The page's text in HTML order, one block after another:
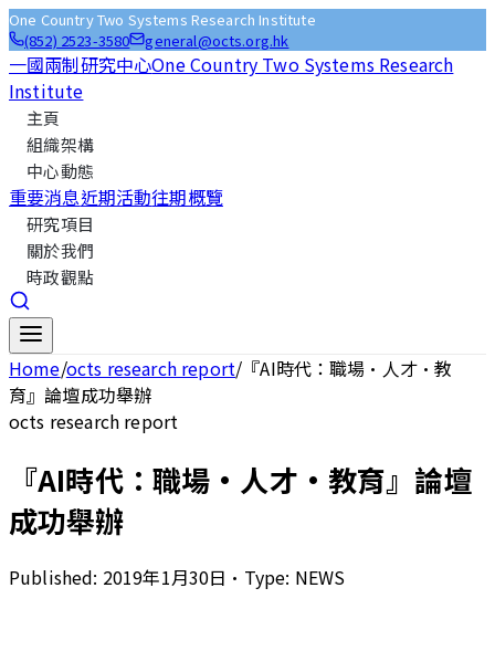
One Country Two Systems Research Institute
(852) 2523-3580
general@octs.org.hk
一國兩制研究中心One Country Two Systems Research
Institute
主頁
組織架構
中心動態
重要消息近期活動往期概覽
研究項目
關於我們
時政觀點
Home/octs research report/ 『AI時代：職場·人才·教
育』論壇成功舉辦
octs research report
『AI時代：職場·人才·教育』論壇
成功舉辦
Published: 2019年1月30日 • Type: NEWS